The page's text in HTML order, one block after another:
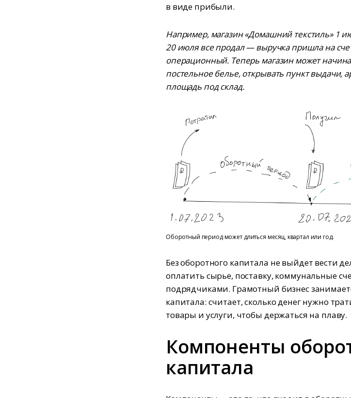
в виде прибыли.
Например, магазин «Домашний текстиль» 1
20 июля все продал — выручка пришла на
операционный. Теперь магазин может
постельное белье, открывать пункт выдачи,
площадь под склад.
Оборотный период может длиться месяц, квартал или год.
Без оборотного капитала не выйдет вести
оплатить сырье, поставку, коммунальные
подрядчиками. Грамотный бизнес
капитала: считает, сколько денег нужно
товары и услуги, чтобы держаться на плаву.
Компоненты
капитала